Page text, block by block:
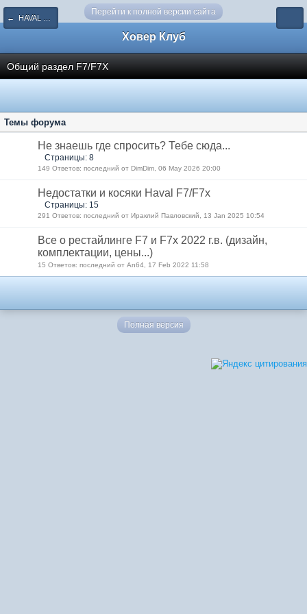
Перейти к полной версии сайта
← HAVAL F7/F7x
Ховер Клуб
Общий раздел F7/F7X
Темы форума
Не знаешь где спросить? Тебе сюда...
Страницы: 8
149 Ответов: последний от DimDim, 06 May 2026 20:00
Недостатки и косяки Haval F7/F7x
Страницы: 15
291 Ответов: последний от Ираклий Павловский, 13 Jan 2025 10:54
Все о рестайлинге F7 и F7х 2022 г.в. (дизайн,
комплектации, цены...)
15 Ответов: последний от An64, 17 Feb 2022 11:58
Полная версия